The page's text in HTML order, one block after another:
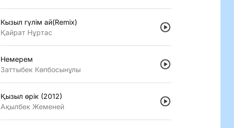
Кызыл гүлiм ай(Remix)
Қайрат Нұртас
Немерем
Заттыбек Көпбосынұлы
Қызыл өрiк (2012)
Ақылбек Жеменей